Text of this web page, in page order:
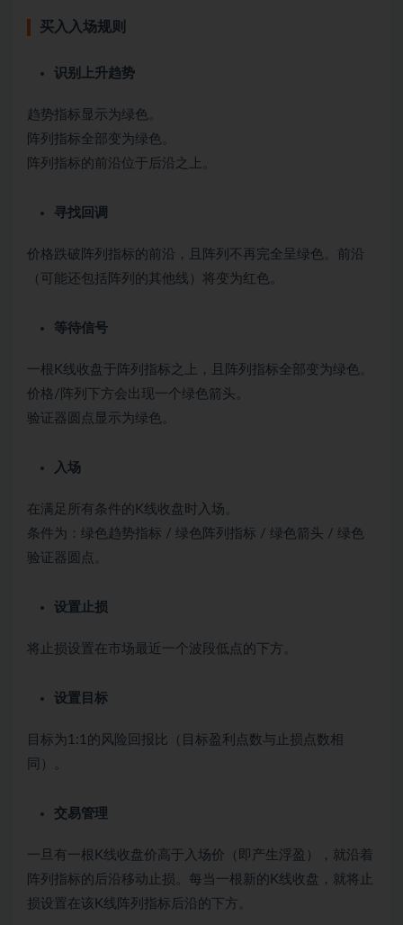
买入入场规则
识别上升趋势
趋势指标显示为绿色。
阵列指标全部变为绿色。
阵列指标的前沿位于后沿之上。
寻找回调
价格跌破阵列指标的前沿，且阵列不再完全呈绿色。前沿
（可能还包括阵列的其他线）将变为红色。
等待信号
一根K线收盘于阵列指标之上，且阵列指标全部变为绿色。
价格/阵列下方会出现一个绿色箭头。
验证器圆点显示为绿色。
入场
在满足所有条件的K线收盘时入场。
条件为：绿色趋势指标 / 绿色阵列指标 / 绿色箭头 / 绿色
验证器圆点。
设置止损
将止损设置在市场最近一个波段低点的下方。
设置目标
目标为1:1的风险回报比（目标盈利点数与止损点数相
同）。
交易管理
一旦有一根K线收盘价高于入场价（即产生浮盈），就沿着
阵列指标的后沿移动止损。每当一根新的K线收盘，就将止
损设置在该K线阵列指标后沿的下方。